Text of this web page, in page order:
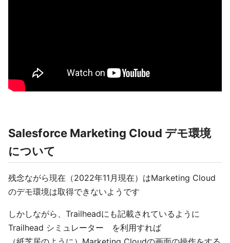
Salesforce Marketing Cloud デモ環境
について
残念ながら現在（2022年11月現在）はMarketing Cloud
のデモ環境は取得できないようです
しかしながら、Trailheadにも記載されているように
Trailhead シミュレーター を利用すれば